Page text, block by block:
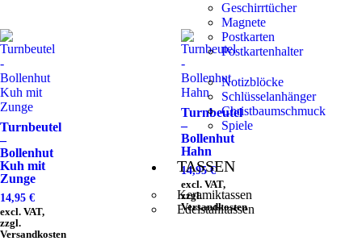
Geschirrtücher
Magnete
Postkarten
Postkartenhalter
Notizblöcke
Schlüsselanhänger
Christbaumschmuck
Spiele
TASSEN
Keramiktassen
Edelstahltassen
Turnbeutel
–
Bollenhut
Kuh mit
Zunge
14,95 €
excl. VAT,
zzgl.
Versandkosten
Turnbeutel
–
Bollenhut
Hahn
14,95€
excl. VAT,
zzgl.
Versandkosten